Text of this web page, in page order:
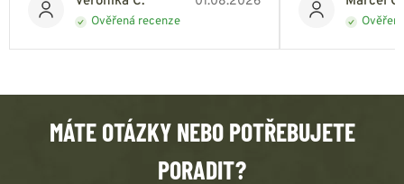
Ověřená recenze
MÁTE OTÁZKY NEBO POTŘEBUJETE
PORADIT?